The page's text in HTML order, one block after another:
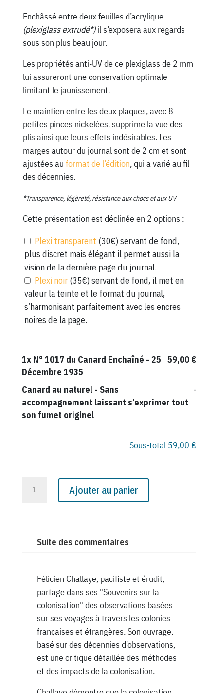
Enchâssé entre deux feuilles d’acrylique
(plexiglass extrudé*)il s’exposera aux regards
sous son plus beau jour.
Les propriétés anti-UV de ce plexiglass de 2 mm
lui assureront une conservation optimale
limitant le jaunissement.
Le maintien entre les deux plaques, avec 8
petites pinces nickelées, supprime la vue des
plis ainsi que leurs effets indésirables. Les
marges autour du journal sont de 2 cm et sont
ajustées au format de l’édition, qui a varié au fil
des décennies.
*Transparence, légèreté, résistance aux chocs et aux UV
Cette présentation est déclinée en 2 options :
Plexi transparent (30€) servant de fond,
plus discret mais élégant il permet aussi la
vision de la dernière page du journal.
Plexi noir (35€) servant de fond, il met en
valeur la teinte et le format du journal,
s’harmonisant parfaitement avec les encres
noires de la page.
1x N° 1017 du Canard Enchaîné - 25
Décembre 1935
59,00 €
Canard au naturel- Sans
accompagnement laissant s’exprimer tout
son fumet originel
-
Sous-total 59,00 €
du
Canard
Décembre
1935
Ajouter au panier
Suite des commentaires
Félicien Challaye, pacifiste et érudit,
partage dans ses "Souvenirs sur la
colonisation" des observations basées
sur ses voyages à travers les colonies
françaises et étrangères. Son ouvrage,
basé sur des décennies d’observations,
est une critique détaillée des méthodes
et des impacts de la colonisation.